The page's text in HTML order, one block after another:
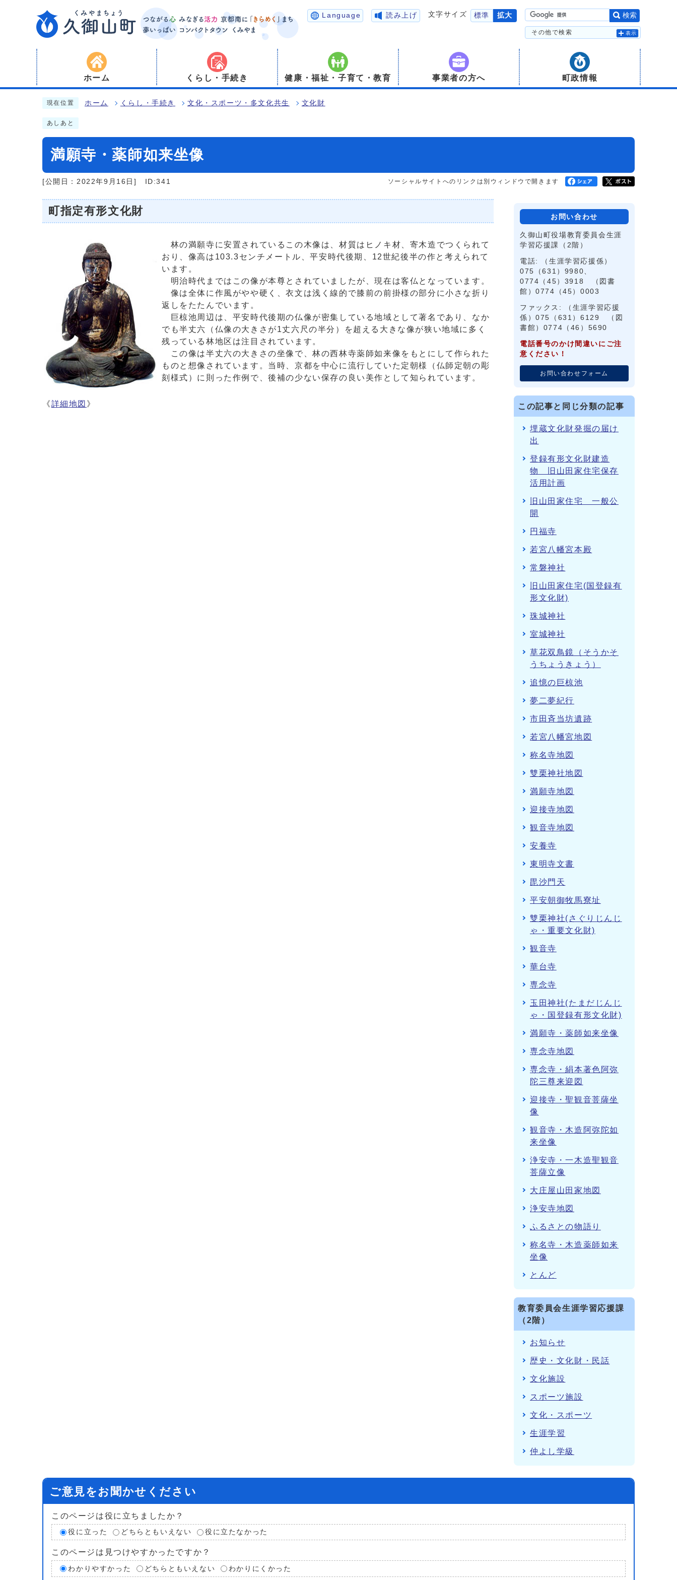
Language 読み上げ 文字サイズ 標準 拡大 検索
その他で検索 表示
ホーム くらし・手続き 健康・福祉・子育て・教育 事業者の方へ 町政情報
現在位置 ホーム くらし・手続き 文化・スポーツ・多文化共生 文化財
あしあと
満願寺・薬師如来坐像
[公開日：2022年9月16日] ID:341 ソーシャルサイトへのリンクは別ウィンドウで開きます
町指定有形文化財
林の満願寺に安置されているこの木像は、材質はヒノキ材、寄木造でつくられて
おり、像高は103.3センチメートル、平安時代後期、12世紀後半の作と考えられて
います。
明治時代まではこの像が本尊とされていましたが、現在は客仏となっています。
像は全体に作風がやや硬く、衣文は浅く線的で膝前の前掛様の部分に小さな折り
返しをたたんでいます。
巨椋池周辺は、平安時代後期の仏像が密集している地域として著名であり、なか
でも半丈六（仏像の大きさが1丈六尺の半分）を超える大きな像が狭い地域に多く
残っている林地区は注目されています。
この像は半丈六の大きさの坐像で、林の西林寺薬師如来像をもとにして作られた
ものと想像されています。当時、京都を中心に流行していた定朝様（仏師定朝の彫
刻様式）に則った作例で、後補の少ない保存の良い美作として知られています。
《詳細地図 》
お問い合わせ
久御山町役場教育委員会生涯
学習応援課（2階）
電話: （生涯学習応援係）
075（631）9980、
0774（45）3918 （図書
館）0774（45）0003
ファックス: （生涯学習応援
係）075（631）6129 （図
書館）0774（46）5690
電話番号のかけ間違いにご注
意ください！
お問い合わせフォーム
この記事と同じ分類の記事
埋蔵文化財発掘の届け
出
登録有形文化財建造
物 旧山田家住宅保存
活用計画
旧山田家住宅 一般公
開
円福寺
若宮八幡宮本殿
常磐神社
旧山田家住宅(国登録有
形文化財)
珠城神社
室城神社
草花双鳥鏡（そうかそ
うちょうきょう）
追憶の巨椋池
夢二夢紀行
市田斉当坊遺跡
若宮八幡宮地図
称名寺地図
雙栗神社地図
満願寺地図
迎接寺地図
観音寺地図
安養寺
東明寺文書
毘沙門天
平安朝御牧馬寮址
雙栗神社(さぐりじんじ
ゃ・重要文化財)
観音寺
華台寺
専念寺
玉田神社(たまだじんじ
ゃ・国登録有形文化財)
満願寺・薬師如来坐像
専念寺地図
専念寺・絹本著色阿弥
陀三尊来迎図
迎接寺・聖観音菩薩坐
像
観音寺・木造阿弥陀如
来坐像
浄安寺・一木造聖観音
菩薩立像
大庄屋山田家地図
浄安寺地図
ふるさとの物語り
称名寺・木造薬師如来
坐像
とんど
教育委員会生涯学習応援課
（2階）
お知らせ
歴史・文化財・民話
文化施設
スポーツ施設
文化・スポーツ
生涯学習
仲よし学級
ご意見をお聞かせください
このページは役に立ちましたか？
役に立った どちらともいえない 役に立たなかった
このページは見つけやすかったですか？
わかりやすかった どちらともいえない わかりにくかった